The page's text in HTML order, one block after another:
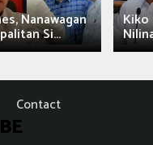
Nanawagan
Si...
Kiko
Contact